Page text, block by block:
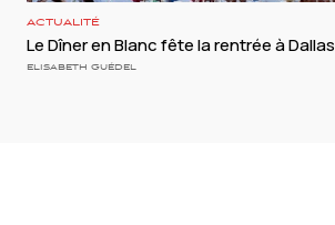
ACTUALITÉ
Le Dîner en Blanc fête la rentrée à Dallas
ELISABETH GUÉDEL